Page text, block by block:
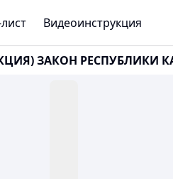
Видеоинструкция
ЗАКОН РЕСПУБЛИКИ